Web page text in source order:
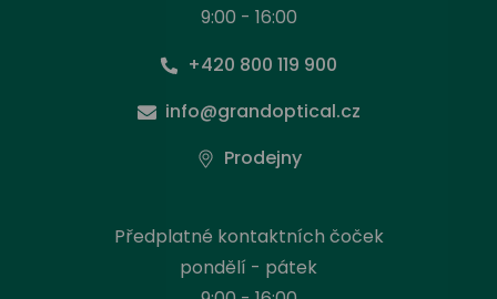
9:00 - 16:00
+420 800 119 900
info@grandoptical.cz
Prodejny
Předplatné kontaktních čoček
pondělí - pátek